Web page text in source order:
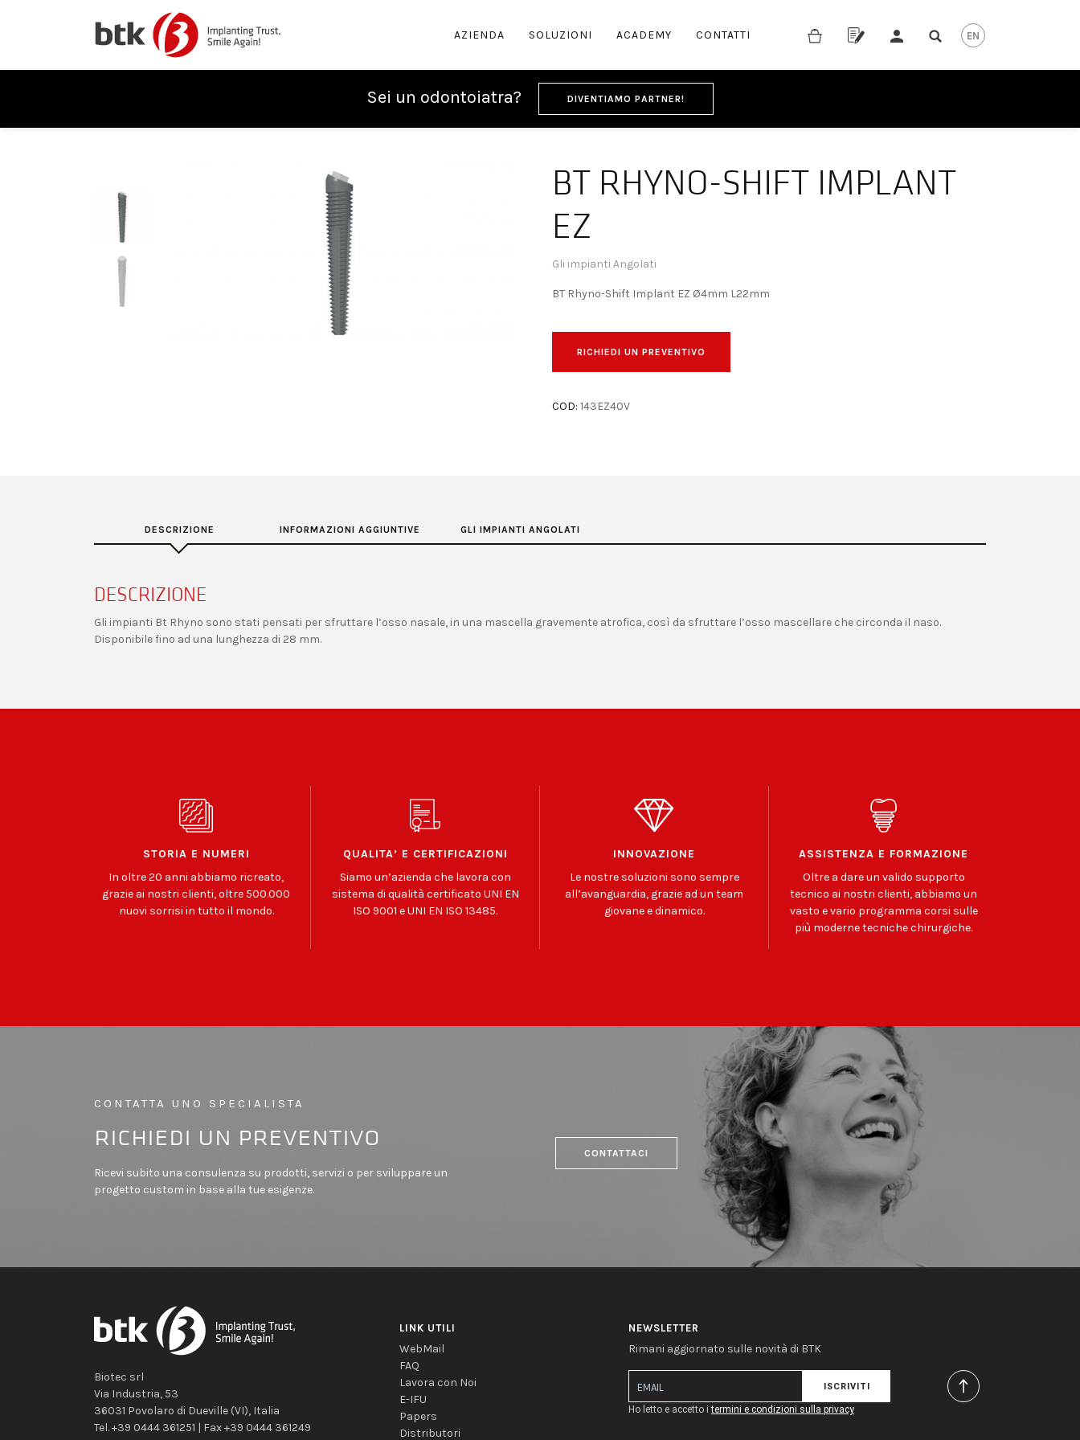
AZIENDA SOLUZIONI ACADEMY CONTATTI
Sei un odontoiatra? DIVENTIAMO PARTNER!
/ BT Rhyno-Shift Implant EZ
BT RHYNO-SHIFT IMPLANT
EZ
Gli impianti Angolati
BT Rhyno-Shift Implant EZ Ø4mm L22mm
RICHIEDI UN PREVENTIVO
COD: 143EZ40V
DESCRIZIONE INFORMAZIONI AGGIUNTIVE GLI IMPIANTI ANGOLATI
DESCRIZIONE
Gli impianti Bt Rhyno sono stati pensati per sfruttare l’osso nasale, in una mascella gravemente atrofica, così da sfruttare l’osso mascellare che circonda il naso.
Disponibile fino ad una lunghezza di 28 mm.
STORIA E NUMERI
In oltre 20 anni abbiamo ricreato,
grazie ai nostri clienti, oltre 500.000
nuovi sorrisi in tutto il mondo.
QUALITA’ E CERTIFICAZIONI
Siamo un’azienda che lavora con
sistema di qualità certificato UNI EN
ISO 9001 e UNI EN ISO 13485.
INNOVAZIONE
Le nostre soluzioni sono sempre
all’avanguardia, grazie ad un team
giovane e dinamico.
ASSISTENZA E FORMAZIONE
Oltre a dare un valido supporto
tecnico ai nostri clienti, abbiamo un
vasto e vario programma corsi sulle
più moderne tecniche chirurgiche.
CONTATTA UNO SPECIALISTA
richiedi un preventivo
Ricevi subito una consulenza su prodotti, servizi o per sviluppare un
progetto custom in base alla tue esigenze.
CONTATTACI
Biotec srl
Via Industria, 53
36031 Povolaro di Dueville (VI), Italia
Tel.+39 0444 361251 | Fax+39 0444 361249
LINK UTILI
WebMail
FAQ
Lavora con Noi
E-IFU
Papers
Distributori
NEWSLETTER
Rimani aggiornato sulle novità di BTK
ISCRIVITI
Ho letto e accetto itermini e condizioni sulla privacy